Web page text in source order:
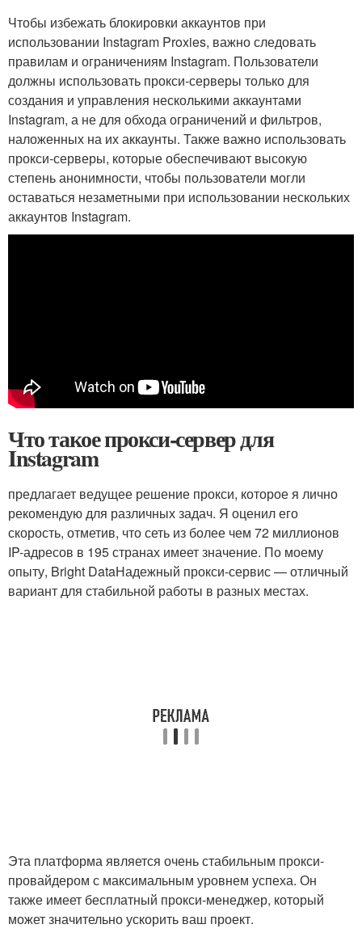
Чтобы избежать блокировки аккаунтов при
использовании Instagram Proxies, важно следовать
правилам и ограничениям Instagram. Пользователи
должны использовать прокси-серверы только для
создания и управления несколькими аккаунтами
Instagram, а не для обхода ограничений и фильтров,
наложенных на их аккаунты. Также важно использовать
прокси-серверы, которые обеспечивают высокую
степень анонимности, чтобы пользователи могли
оставаться незаметными при использовании нескольких
аккаунтов Instagram.
Что такое прокси-сервер для
Instagram
предлагает ведущее решение прокси, которое я лично
рекомендую для различных задач. Я оценил его
скорость, отметив, что сеть из более чем 72 миллионов
IP-адресов в 195 странах имеет значение. По моему
опыту, Bright DataНадежный прокси-сервис — отличный
вариант для стабильной работы в разных местах.
Эта платформа является очень стабильным прокси-
провайдером с максимальным уровнем успеха. Он
также имеет бесплатный прокси-менеджер, который
может значительно ускорить ваш проект.